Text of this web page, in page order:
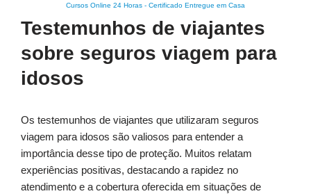
Cursos Online 24 Horas - Certificado Entregue em Casa
Testemunhos de viajantes
sobre seguros viagem para
idosos
Os testemunhos de viajantes que utilizaram seguros
viagem para idosos são valiosos para entender a
importância desse tipo de proteção. Muitos relatam
experiências positivas, destacando a rapidez no
atendimento e a cobertura oferecida em situações de